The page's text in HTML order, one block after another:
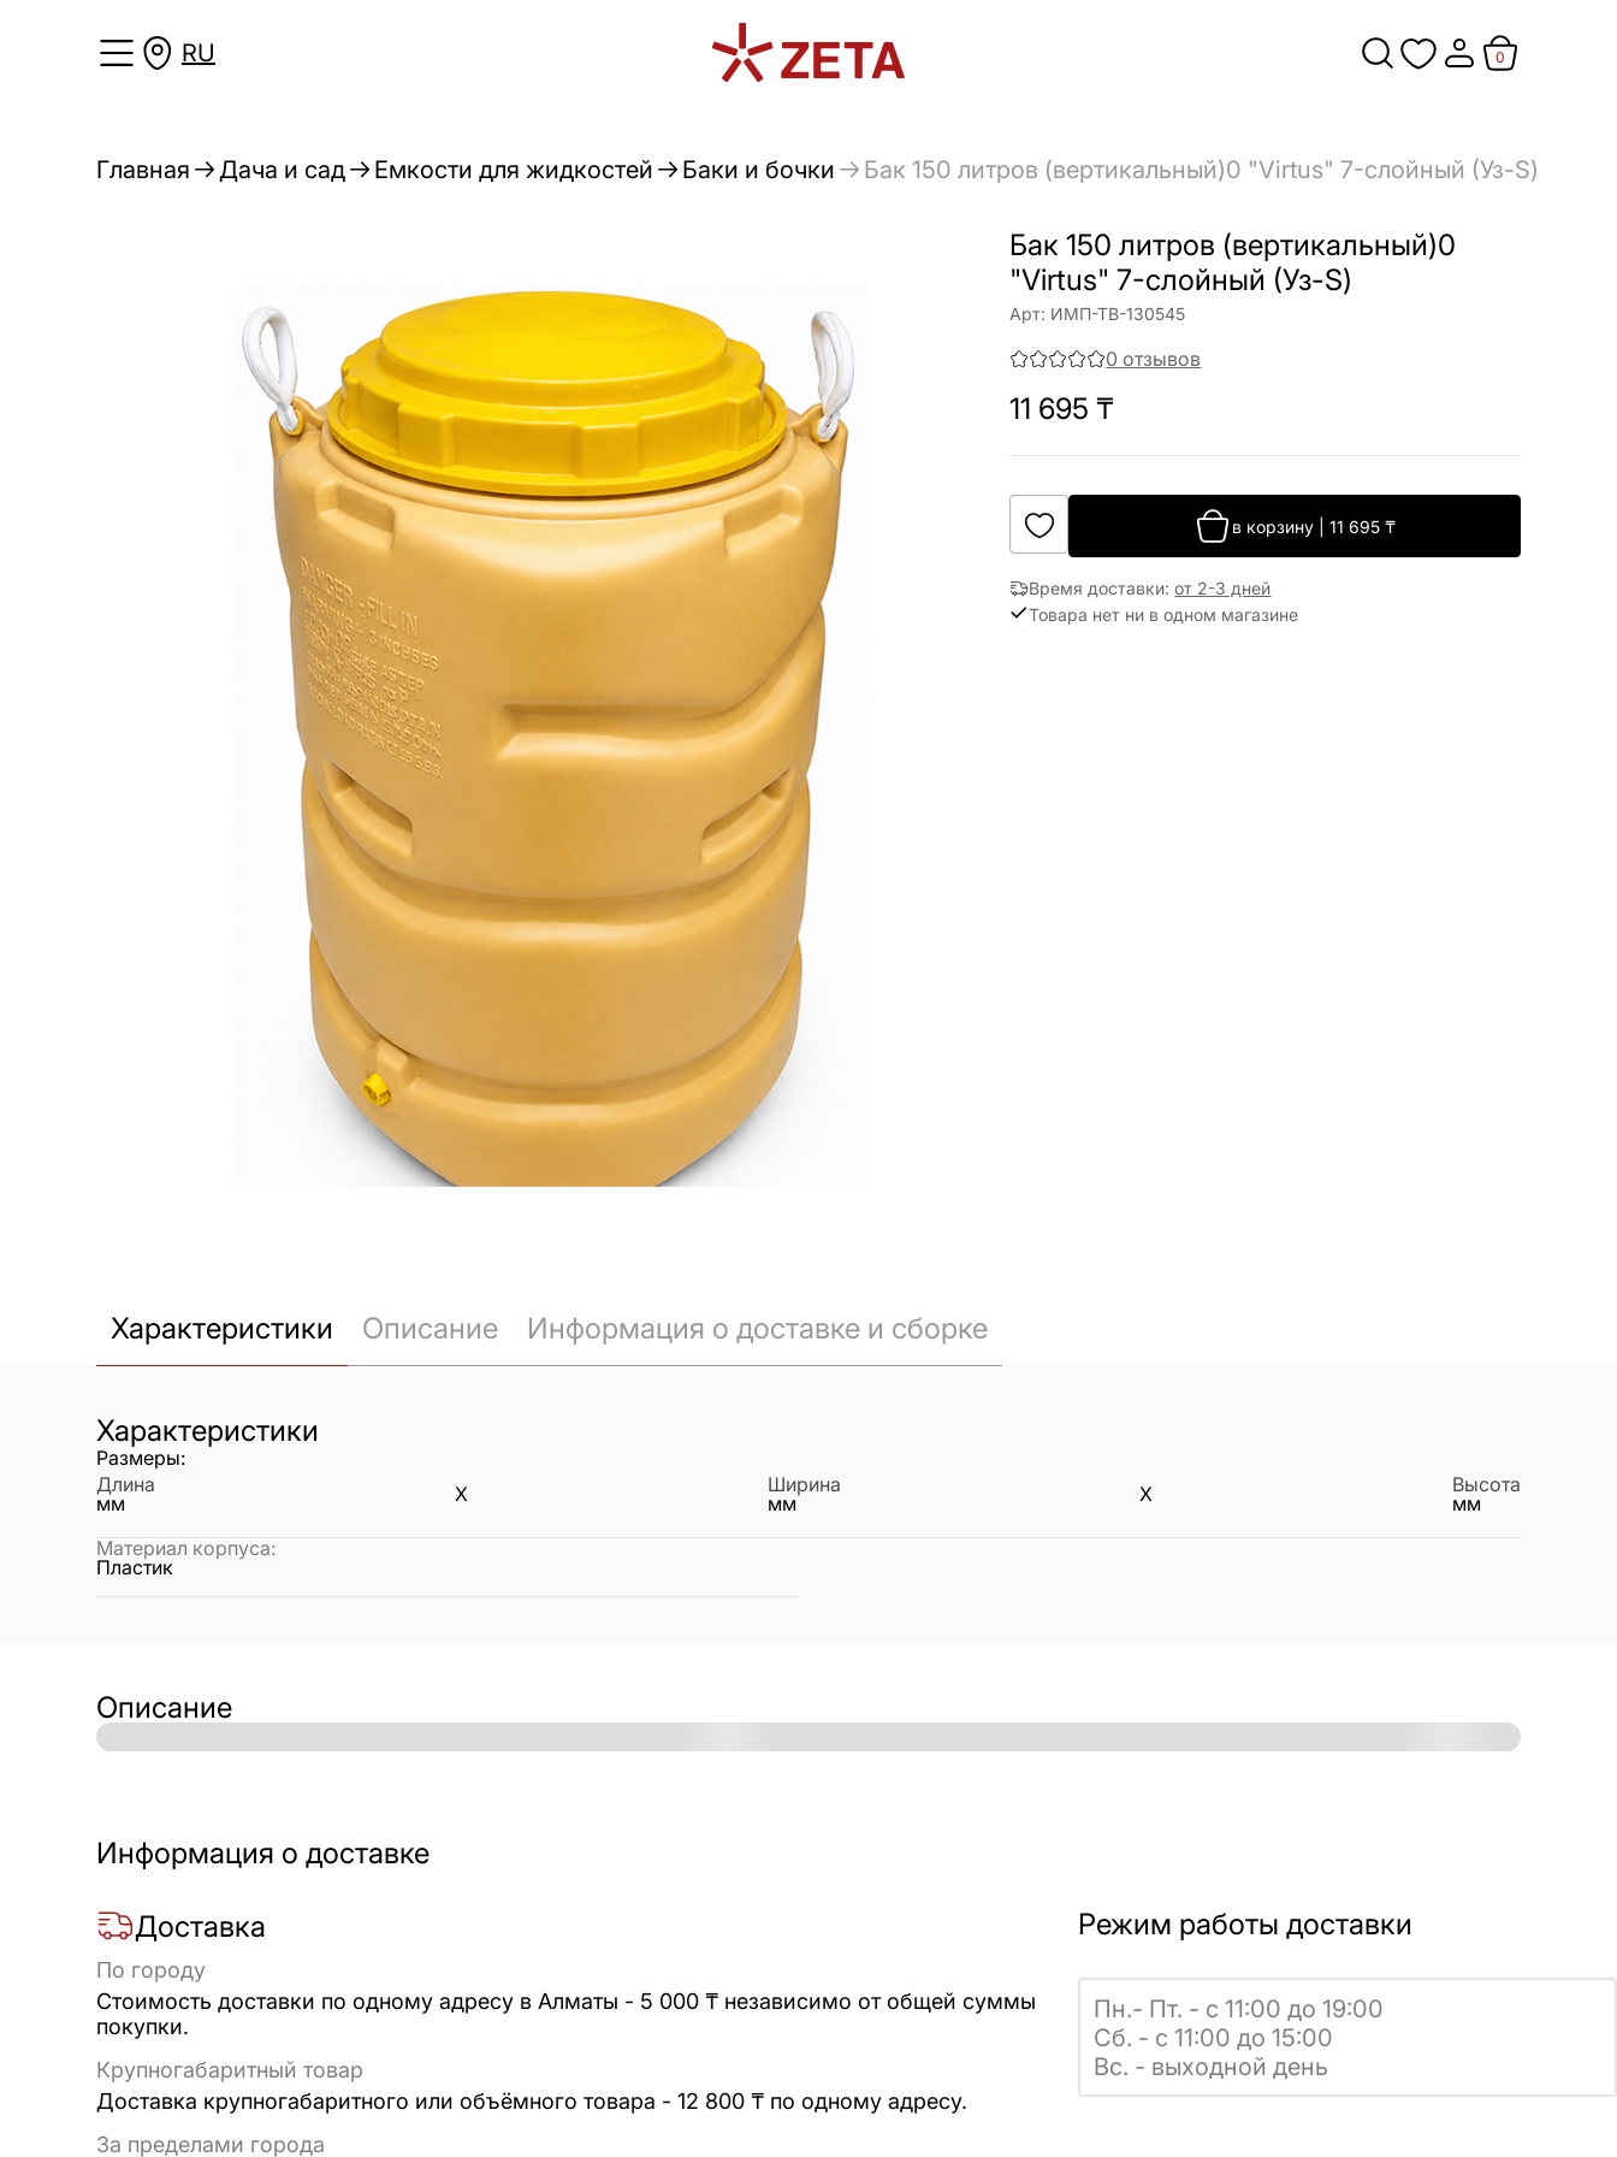
RU 0
Главная Дача и сад Емкости для жидкостей Баки и бочки Бак 150 литров (вертикальный)0 "Virtus" 7-слойный (Уз-S)
Бак 150 литров (вертикальный)0
"Virtus" 7-слойный (Уз-S)
Арт: ИМП-ТВ-130545
0 отзывов
11 695 ₸
в корзину |11 695 ₸
Время доставки:от 2-3 дней
Товара нет ни в одном магазине
Характеристики Описание Информация о доставке и сборке
Характеристики
Размеры:
Длина
мм
X
Ширина
мм
X
Высота
мм
Материал корпуса:
Пластик
Описание
Информация о доставке
Доставка
По городу
Стоимость доставки по одному адресу в Алматы - 5 000 ₸ независимо от общей суммы
покупки.
Крупногабаритный товар
Доставка крупногабаритного или объёмного товара - 12 800 ₸ по одному адресу.
За пределами города
Режим работы доставки
Пн.- Пт. - с 11:00 до 19:00
Сб. - с 11:00 до 15:00
Вс. - выходной день